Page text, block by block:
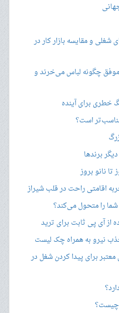
و مقایسه بازار کار در
موفق چگونه لباس می‌خرند و
خطری برای آینده
است؟
برندها
نانو بروز
اقامتی راحت در قلب شیراز
از آی پی ثابت برای ترید
جذب نیرو به همراه چک لیست
برای پیدا کردن شغل در
چیست؟